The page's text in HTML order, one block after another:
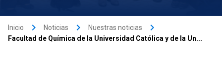
Inicio keyboard_arrow_right Noticias keyboard_arrow_right Nuestras noticias keyboard_arrow_right
Facultad de Química de la Universidad Católica y de la Un...